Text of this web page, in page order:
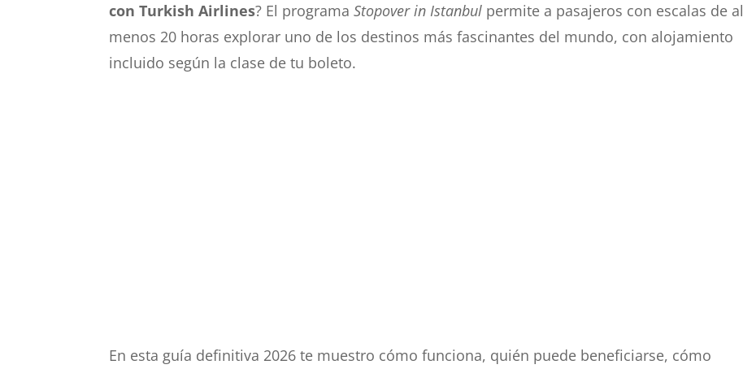
con Turkish Airlines? El programaStopover in Istanbul permite a pasajeros con escalas de al
menos 20 horas explorar uno de los destinos más fascinantes del mundo, con alojamiento
incluido según la clase de tu boleto.
En esta guía definitiva 2026 te muestro cómo funciona, quién puede beneficiarse, cómo